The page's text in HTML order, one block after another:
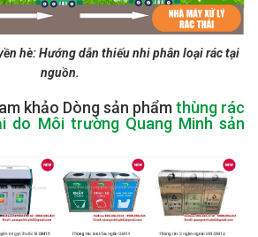
hè: Hướng dẫn thiếu nhi phân loại rác tại
nguồn.
khảo Dòng sản phẩmthùng rác
do Môi trường Quang Minh sản